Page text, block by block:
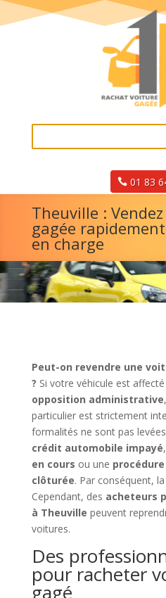
01 83
Theuville :
gagée
en charge
Peut-on revendre une
? Si votre véhicule est
opposition administrative
particulier est strictement
formalités ne sont pas
crédit automobile impayé
en cours ou une
clôturée. Par conséquent,
Cependant, des acheteurs
à Theuville peuvent
voitures.
Des
pour racheter
gagé